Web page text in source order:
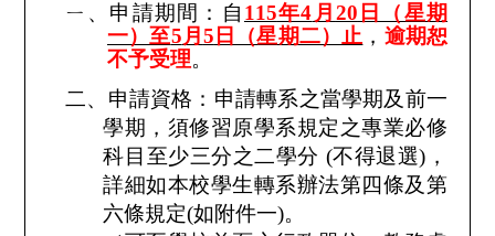
ㄧ、申請期間：自 115年4 月 20 日（星期
一）至5月 5 日（星期二）止 ， 逾期恕
不予受理。
二、申請資格：申請轉系之當學期及前一
學期，須修習原學系規定之專業必修
科目至少三分之二學分 (不得退選) ，
詳細如本校學生轉系辦法第四條及第
六條規定(如附件一)。